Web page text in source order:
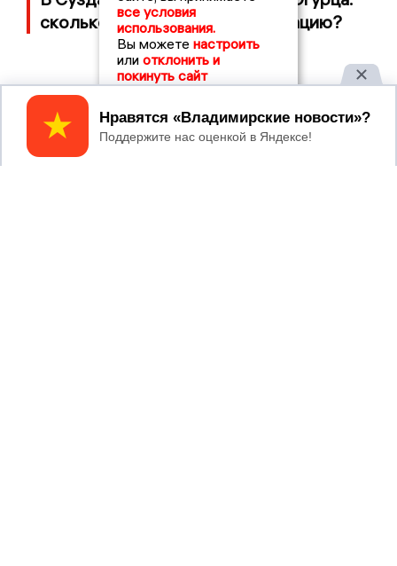
сколько потратили на организацию?
ВЛАДИМИРСКИЕ
НОВОСТИ
2017 © NEWSVLADIMIR.RU | СИ
все условия
использования.
Вы можете настроить
или отклонить и
покинуть сайт
Принять